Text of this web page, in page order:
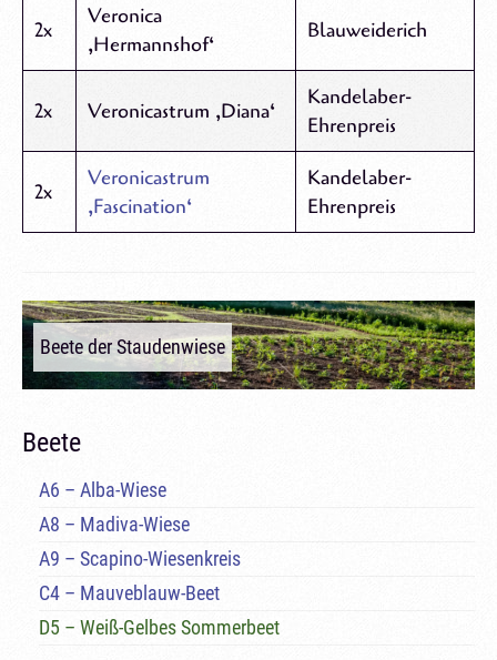
2x
Veronica
‚Hermannshof‘
Blauweiderich
2x Veronicastrum ‚Diana‘
Kandelaber-
Ehrenpreis
2x
Veronicastrum
‚Fascination‘
Kandelaber-
Ehrenpreis
Beete der Staudenwiese
Beete
A6 – Alba-Wiese
A8 – Madiva-Wiese
A9 – Scapino-Wiesenkreis
C4 – Mauveblauw-Beet
D5 – Weiß-Gelbes Sommerbeet